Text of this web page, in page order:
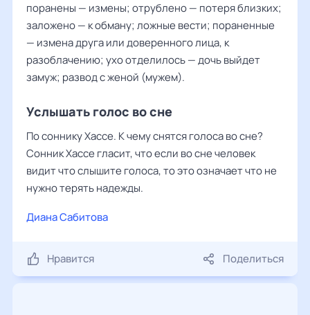
поранены — измены; отрублено — потеря близких;
заложено — к обману; ложные вести; пораненные
— измена друга или доверенного лица, к
разоблачению; ухо отделилось — дочь выйдет
замуж; развод с женой (мужем).
Услышать голос во сне
По соннику Хассе. К чему снятся голоса во сне?
Сонник Хассе гласит, что если во сне человек
видит что слышите голоса, то это означает что не
нужно терять надежды.
Диана Сабитова
Нравится Поделиться